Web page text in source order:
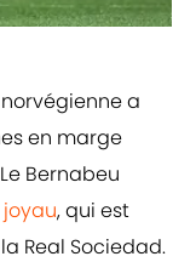
a
en marge
Bernabeu
, qui est
Real Sociedad.